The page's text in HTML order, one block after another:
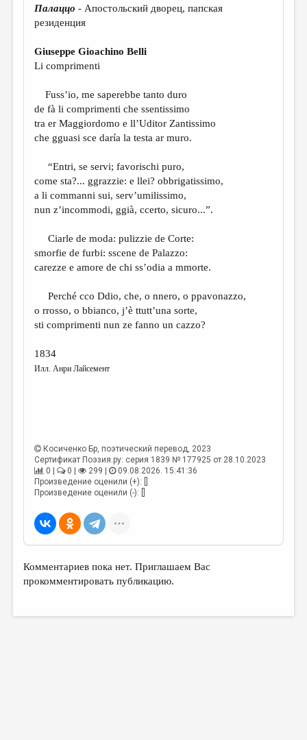
МЕДИА
Палаццо - Апостольский дворец, папская
резиденция
Giuseppe Gioachino Belli
Li comprimenti
Fuss’io, me saperebbe tanto duro
de fà li comprimenti che ssentissimo
tra er Maggiordomo e ll’Uditor Zantissimo
che gguasi sce daría la testa ar muro.
“Entri, se servi; favorischi puro,
come sta?... ggrazzie: e llei? obbrigatissimo,
a li commanni sui, serv’umilissimo,
nun z’incommodi, ggià, ccerto, sicuro...”.
Ciarle de moda: pulizzie de Corte:
smorfie de furbi: sscene de Palazzo:
carezze e amore de chi ss’odia a mmorte.
Perché cco Ddio, che, o nnero, o ppavonazzo,
o rrosso, o bbianco, j’è ttutt’una sorte,
sti comprimenti nun ze fanno un cazzo?
1834
Илл. Анри Лайсемент
Косиченко Бр , поэтический перевод, 2023
Сертификат Поэзия.ру: серия 1839 № 177925 от 28.10.2023
0 |
0 | 299 |
09.08.2026. 15:41:36
Произведение оценили (+): []
Произведение оценили (-): []
Комментариев пока нет. Приглашаем Вас
прокомментировать публикацию.